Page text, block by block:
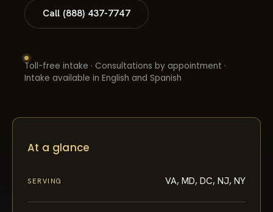
Call (888) 437-7747
Toll-free intake · Consultations by appointment ·
Intake available in English and Spanish
At a glance
SERVING VA, MD, DC, NJ, NY